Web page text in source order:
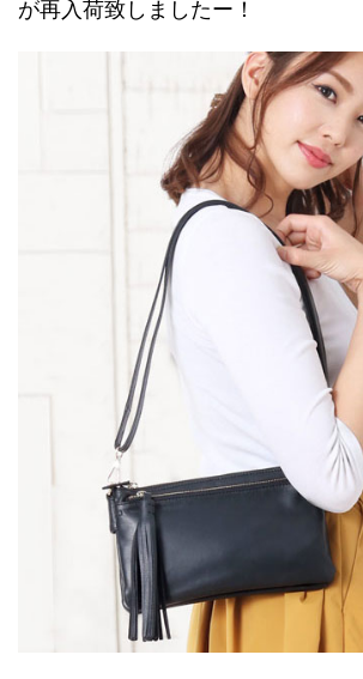
が再入荷致しましたー！